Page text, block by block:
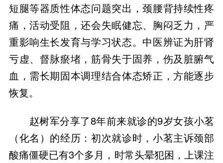
短腿等器质性体态问题突出，颈腰背持续性疼
痛，活动受阻，还会失眠健忘、胸闷乏力，严
重影响生长发育与学习状态。中医辨证为肝肾
亏虚、督脉瘀堵，筋骨失于固养，伤及脏腑气
血，需长期固本调理结合体态矫正，方能逐步
赵树军分享了8年前来就诊的9岁女孩小茗
（化名）的经历：初次就诊时，小茗主诉颈部
酸痛僵硬已有3个多月，时常头晕犯困，上课注